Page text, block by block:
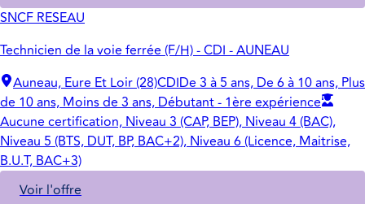
SNCF RESEAU
Technicien de la voie ferrée (F/H) - CDI - AUNEAU
Auneau, Eure Et Loir (28)CDIDe 3 à 5 ans, De 6 à 10 ans, Plus
de 10 ans, Moins de 3 ans, Débutant - 1ère expérience
Aucune certification, Niveau 3 (CAP, BEP), Niveau 4 (BAC),
Niveau 5 (BTS, DUT, BP, BAC+2), Niveau 6 (Licence, Maitrise,
B.U.T, BAC+3)
Voir l'offre